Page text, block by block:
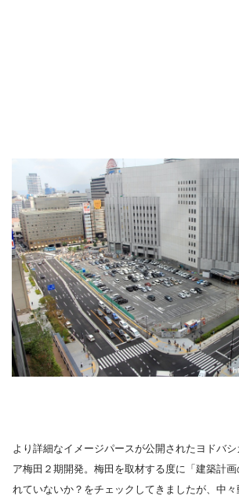
より詳細なイメージパースが公開されたヨドバ
ア梅田２期開発。梅田を取材する度に「建築計
れていないか？をチェックしてきましたが、中